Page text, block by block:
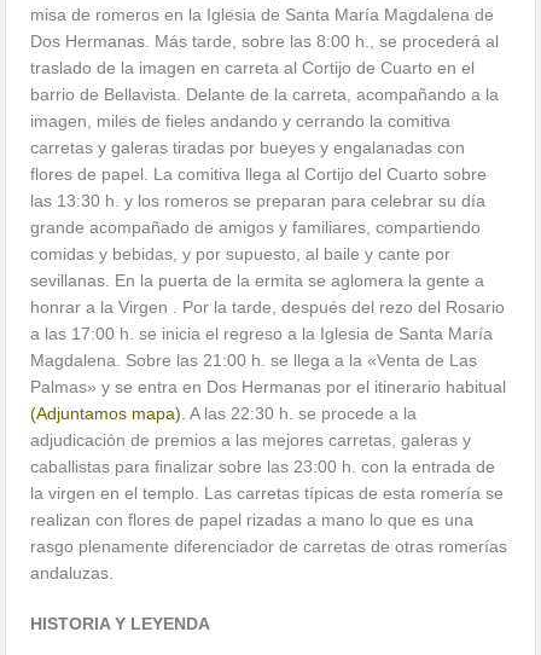
misa de romeros en la Iglesia de Santa María Magdalena de
Dos Hermanas. Más tarde, sobre las 8:00 h., se procederá al
traslado de la imagen en carreta al Cortijo de Cuarto en el
barrio de Bellavista. Delante de la carreta, acompañando a la
imagen, miles de fieles andando y cerrando la comitiva
carretas y galeras tiradas por bueyes y engalanadas con
flores de papel. La comitiva llega al Cortijo del Cuarto sobre
las 13:30 h. y los romeros se preparan para celebrar su día
grande acompañado de amigos y familiares, compartiendo
comidas y bebidas, y por supuesto, al baile y cante por
sevillanas. En la puerta de la ermita se aglomera la gente a
honrar a la Virgen . Por la tarde, después del rezo del Rosario
a las 17:00 h. se inicia el regreso a la Iglesia de Santa María
Magdalena. Sobre las 21:00 h. se llega a la «Venta de Las
Palmas» y se entra en Dos Hermanas por el itinerario habitual
(Adjuntamos mapa) . A las 22:30 h. se procede a la
adjudicación de premios a las mejores carretas, galeras y
caballistas para finalizar sobre las 23:00 h. con la entrada de
la virgen en el templo. Las carretas típicas de esta romería se
realizan con flores de papel rizadas a mano lo que es una
rasgo plenamente diferenciador de carretas de otras romerías
andaluzas.
HISTORIA Y LEYENDA